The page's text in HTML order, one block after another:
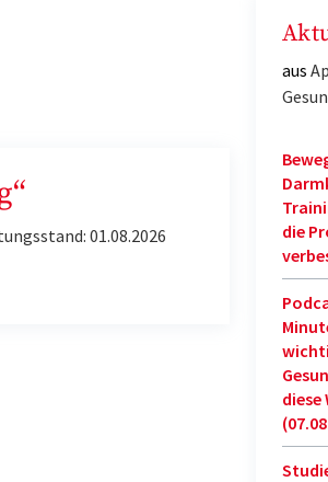
01.08.2026
aus
die
diese